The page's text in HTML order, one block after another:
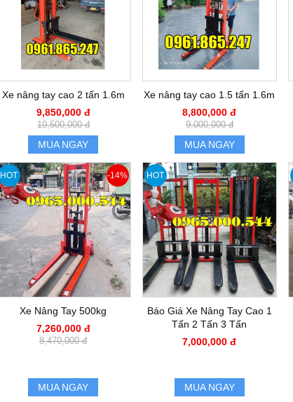
Xe nâng tay cao 2 tấn 1.6m
9,850,000 đ
10,500,000 đ
MUA NGAY
Xe nâng tay cao 1.5 tấn 1.6m
8,800,000 đ
9,000,000 đ
MUA NGAY
-14%
HOT
Xe Nâng Tay 500kg
7,260,000 đ
8,470,000 đ
MUA NGAY
HOT
Báo Giá Xe Nâng Tay Cao 1
Tấn 2 Tấn 3 Tấn
7,000,000 đ
MUA NGAY